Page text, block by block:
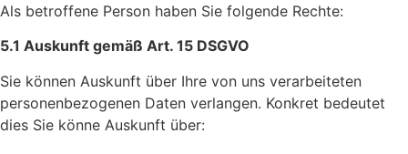
Als betroffene Person haben Sie folgende Rechte:
5.1 Auskunft gemäß Art. 15 DSGVO
Sie können Auskunft über Ihre von uns verarbeiteten
personenbezogenen Daten verlangen. Konkret bedeutet
dies Sie könne Auskunft über: